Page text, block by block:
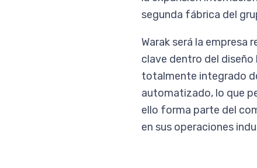
segunda fábrica del
Warak será la empresa
clave dentro del
totalmente integrado
automatizado, lo que
ello forma parte del
en sus operaciones